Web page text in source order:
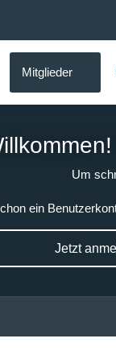
Mitglieder
Um
ein
Jetzt